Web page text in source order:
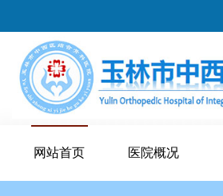
网站首页 医院概况